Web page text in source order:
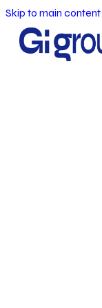
Skip to main content